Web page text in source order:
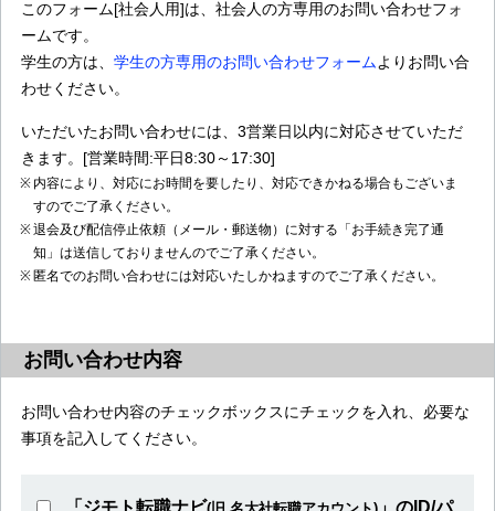
このフォーム[社会人用]は、社会人の方専用のお問い合わせフォ
ームです。
学生の方は、 学生の方専用のお問い合わせフォームよりお問い合
わせください。
いただいたお問い合わせには、3営業日以内に対応させていただ
きます。[営業時間:平日8:30～17:30]
内容により、対応にお時間を要したり、対応できかねる場合もございま
すのでご了承ください。
退会及び配信停止依頼（メール・郵送物）に対する「お手続き完了通
知」は送信しておりませんのでご了承ください。
匿名でのお問い合わせには対応いたしかねますのでご了承ください。
お問い合わせ内容
お問い合わせ内容のチェックボックスにチェックを入れ、必要な
事項を記入してください。
「ジモト転職ナビ
」のID/パ